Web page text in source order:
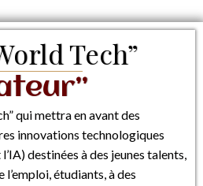
Tech”
qui mettra en avant des
innovations technologiques
destinées à des jeunes talents,
étudiants, à des